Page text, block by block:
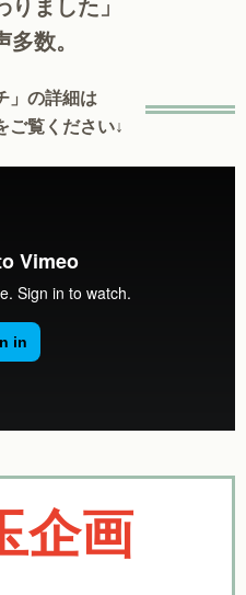
りました」
多数。
」の詳細は
ご覧ください↓
企画